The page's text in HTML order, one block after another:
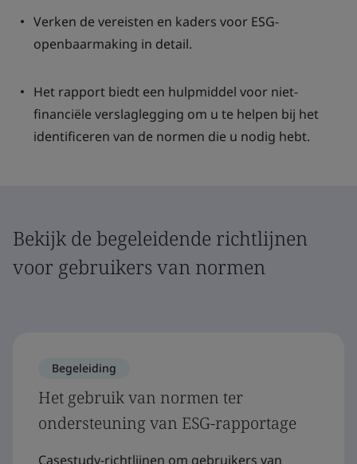
Verken de vereisten en kaders voor ESG-
openbaarmaking in detail.
Het rapport biedt een hulpmiddel voor niet-
financiële verslaglegging om u te helpen bij het
identificeren van de normen die u nodig hebt.
Bekijk de begeleidende richtlijnen
voor gebruikers van normen
Begeleiding
Het gebruik van normen ter
ondersteuning van ESG-rapportage
Casestudy-richtlijnen om gebruikers van